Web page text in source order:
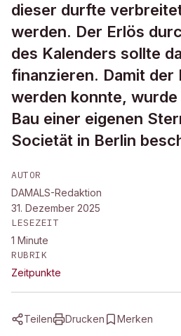
dieser durfte
werden. Der Erlös
des Kalenders sollte
finanzieren. Damit der
werden konnte, wurde
Bau einer eigenen
Societät in Berlin
AUTOR
DAMALS-Redaktion
31. Dezember 2025
LESEZEIT
1 Minute
RUBRIK
Zeitpunkte
Teilen Drucken Merken